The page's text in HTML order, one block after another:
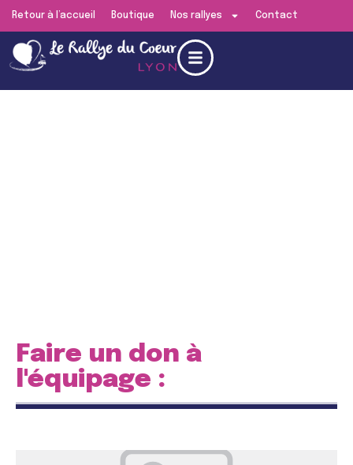
Retour à l’accueil Boutique Nos rallyes Contact
Faire un don à
l'équipage :